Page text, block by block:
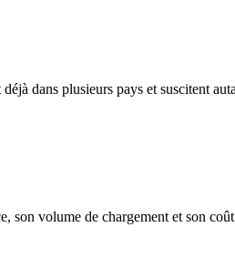
dans plusieurs pays et suscitent
volume de chargement et son